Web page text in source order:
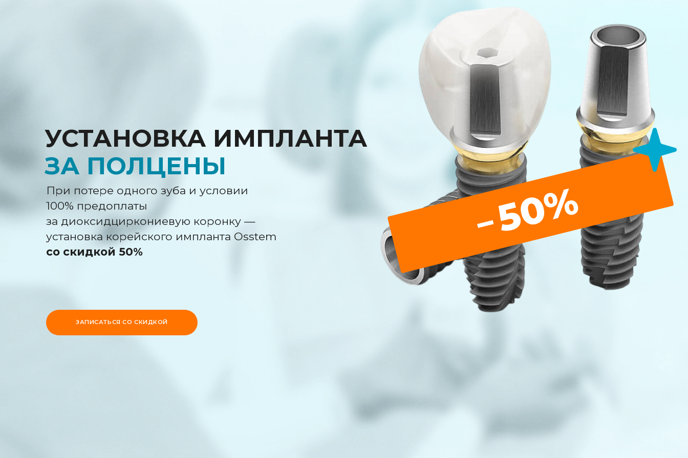
УСТАНОВКА ИМПЛАНТА
ЗА ПОЛЦЕНЫ
При потере одного зуба и условии
за диоксидциркониевую коронку —
установка корейского импланта Osstem
со скидкой 50%